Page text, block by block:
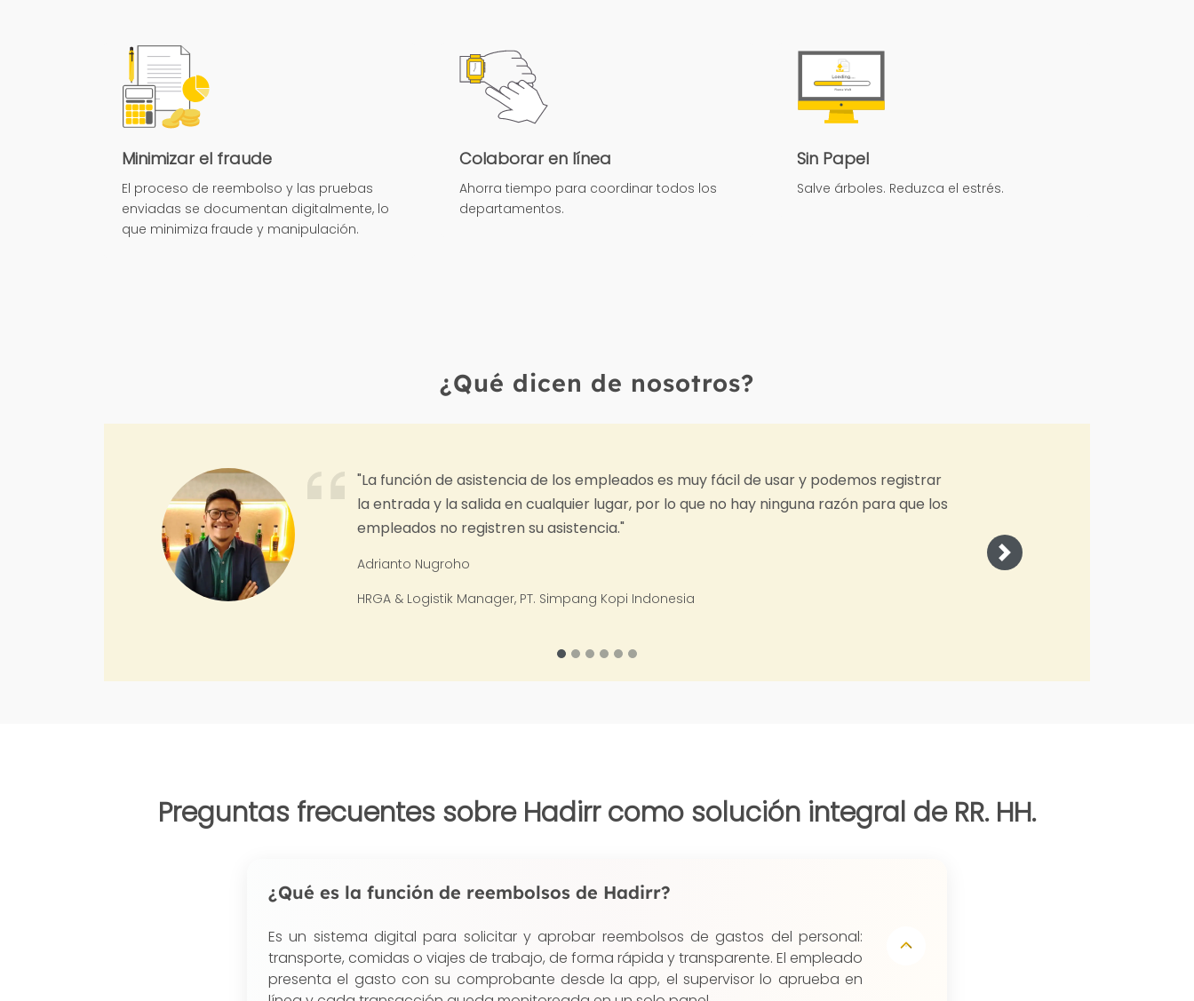
Minimizar el fraude
El proceso de reembolso y las pruebas
enviadas se documentan digitalmente, lo
que minimiza fraude y manipulación.
Colaborar en línea
Ahorra tiempo para coordinar todos los
departamentos.
Sin Papel
Salve árboles. Reduzca el estrés.
¿Qué dicen de nosotros?
de los empleados es muy fácil de usar y podemos registrar
lugar, por lo que no hay ninguna razón para que los
"Hadirr me ayuda monitorear el desempeño y los logros de mis equipos de
Joko Junianto
Preguntas frecuentes sobre Hadirr como solución integral de RR. HH.
¿Qué es la función de reembolsos de Hadirr?
Es un sistema digital para solicitar y aprobar reembolsos de gastos del personal:
transporte, comidas o viajes de trabajo, de forma rápida y transparente. El empleado
presenta el gasto con su comprobante desde la app, el supervisor lo aprueba en